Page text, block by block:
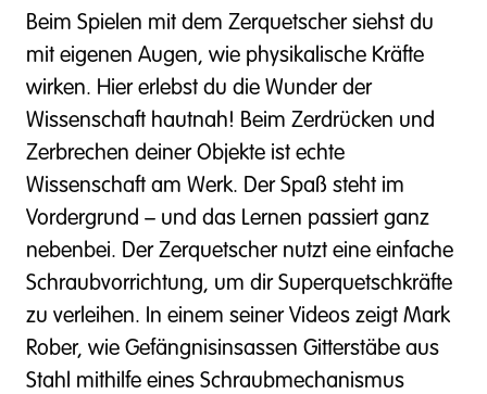
Beim Spielen mit dem Zerquetscher siehst du
mit eigenen Augen, wie physikalische Kräfte
wirken. Hier erlebst du die Wunder der
Wissenschaft hautnah! Beim Zerdrücken und
Zerbrechen deiner Objekte ist echte
Wissenschaft am Werk. Der Spaß steht im
Vordergrund – und das Lernen passiert ganz
nebenbei. Der Zerquetscher nutzt eine einfache
Schraubvorrichtung, um dir Superquetschkräfte
zu verleihen. In einem seiner Videos zeigt Mark
Rober, wie Gefängnisinsassen Gitterstäbe aus
Stahl mithilfe eines Schraubmechanismus